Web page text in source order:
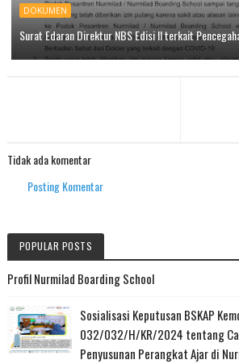
DOKUMEN
Surat Edaran Direktur NBS Edisi II terkait
Tidak ada komentar
Posting Komentar
POPULAR POSTS
Profil Nurmilad Boarding School
Sosialisasi Keputusan BSKAP
032/032/H/KR/2024 tentang
Penyusunan Perangkat Ajar di